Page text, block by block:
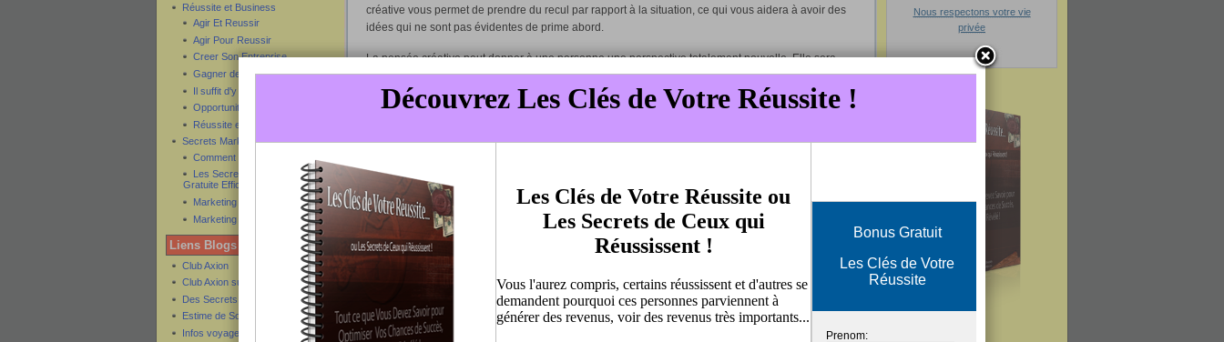
Réussite et Business
Agir Et Reussir
Agir Pour Reussir
Creer Son Entreprise
Gagner de l'argent
Il suffit d'y croire pour y arriver
Opportunités
Réussite et Succès
Secrets Marketing
Comment créer son ebook
Les Secrets de la Publicité
Gratuite Efficace
Marketing Internet
Marketing Par Email
Liens Blogs Amis
Club Axion
Club Axion sur Twitter
Des Secrets
Estime de Soi
Infos voyage pas cher
créative vous permet de prendre du recul par rapport à la situation, ce qui vous aidera à avoir des
idées qui ne sont pas évidentes de prime abord.
La pensée créative peut donner à une personne une perspective totalement nouvelle. Elle sera
capable de l’utiliser dans sa vie professionnelle et personnelle. Elle commencera à appliquer les
techniques de pensée créative, peu importe ce qu’elle fait, car cela viendra naturellement.
plus confiance en elle et ainsi vivre à 100 % puisqu’elle ne doutera plus de ses capacités. La
ce que vous valez réellement.
Par-dessus tout, la pensée créative peut être un gage de réussite et l’accomplissement de grandes
réalisations. Un penseur créatif est difficile à retenir. Ils pensent toujours et ils sont toujours au top
de leur forme. Il est difficile de refuser à un penseur créatif quoi que ce soit parce qu’ils sont bons
dans ce qu’ils font. Ils sont capables de mettre leur créativité à leur service pour les aider à
La pensée créative a des avantages incroyables. Il est difficile de nier que la pensée créative peut
réellement aider une personne que ce soit dans sa vie personnelle ou professionnelle et comme
Nous respectons votre vie
privée